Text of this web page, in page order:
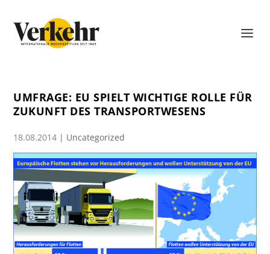
UMFRAGE: EU SPIELT WICHTIGE ROLLE FÜR
ZUKUNFT DES TRANSPORTWESENS
18.08.2014 | Uncategorized